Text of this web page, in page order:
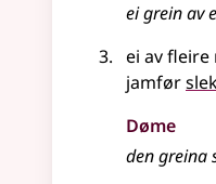
ei grein av
ei av
jamfør
Døme
den greina